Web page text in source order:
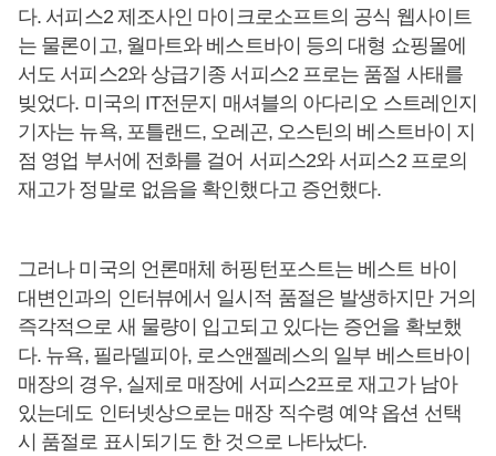
다. 서피스2 제조사인 마이크로소프트의 공식 웹사이트
는 물론이고, 월마트와 베스트바이 등의 대형 쇼핑몰에
서도 서피스2와 상급기종 서피스2 프로는 품절 사태를
빚었다. 미국의 IT전문지 매셔블의 아다리오 스트레인지
기자는 뉴욕, 포틀랜드, 오레곤, 오스틴의 베스트바이 지
점 영업 부서에 전화를 걸어 서피스2와 서피스2 프로의
재고가 정말로 없음을 확인했다고 증언했다.
그러나 미국의 언론매체 허핑턴포스트는 베스트 바이
대변인과의 인터뷰에서 일시적 품절은 발생하지만 거의
즉각적으로 새 물량이 입고되고 있다는 증언을 확보했
다. 뉴욕, 필라델피아, 로스앤젤레스의 일부 베스트바이
매장의 경우, 실제로 매장에 서피스2프로 재고가 남아
있는데도 인터넷상으로는 매장 직수령 예약 옵션 선택
시 품절로 표시되기도 한 것으로 나타났다.